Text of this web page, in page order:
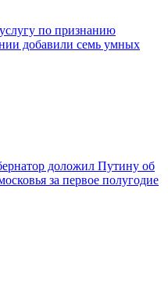
по признанию
добавили семь умных
доложил Путину об
за первое полугодие